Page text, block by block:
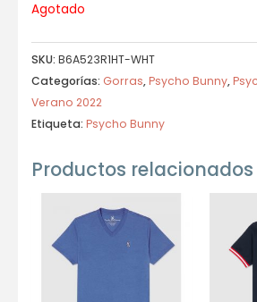
Agotado
SKU: B6A523R1HT-WHT
Categorías: Gorras,Psycho Bunny,
Verano 2022
Etiqueta: Psycho Bunny
Productos relacionados